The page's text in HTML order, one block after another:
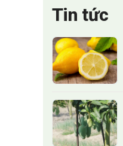
Tin tức